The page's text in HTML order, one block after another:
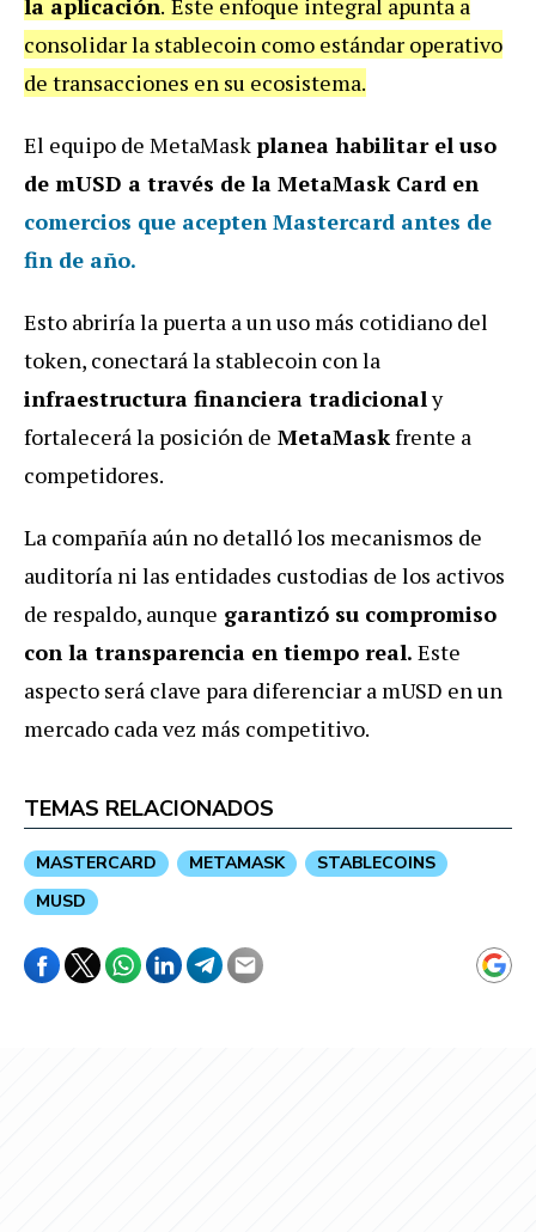
la aplicación. Este enfoque integral apunta a
consolidar la stablecoin como estándar operativo
de transacciones en su ecosistema.
El equipo de MetaMaskplanea habilitar el uso
de mUSD a través de la MetaMask Card en
comercios que acepten Mastercard antes de
fin de año.
Esto abriría la puerta a un uso más cotidiano del
token, conectará la stablecoin con la
infraestructura financiera tradicionaly
fortalecerá la posición de MetaMaskfrente a
competidores.
La compañía aún no detalló los mecanismos de
auditoría ni las entidades custodias de los activos
de respaldo, aunque garantizó su compromiso
con la transparencia en tiempo real. Este
aspecto será clave para diferenciar a mUSD en un
mercado cada vez más competitivo.
TEMAS RELACIONADOS
MASTERCARD METAMASK
STABLECOINS
MUSD